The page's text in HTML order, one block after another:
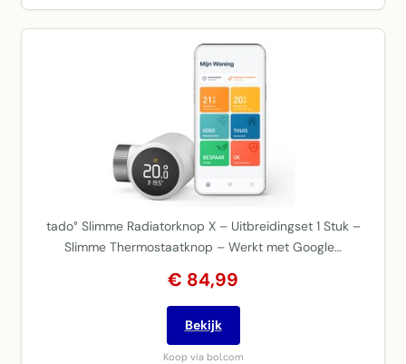
tado° Slimme Radiatorknop X – Uitbreidingset 1 Stuk –
Slimme Thermostaatknop – Werkt met Google…
€ 84,99
Bekijk
Koop via bol.com